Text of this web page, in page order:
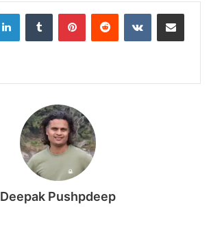
LinkedInTumblr PinterestReddit VKontakteShare via Email
Deepak Pushpdeep